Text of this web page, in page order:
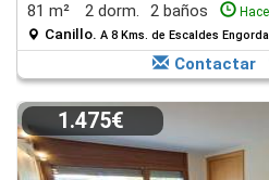
81 m² 2 dorm. 2 baños
Canillo. A 8 Kms. de Escaldes
Contactar
1.475€